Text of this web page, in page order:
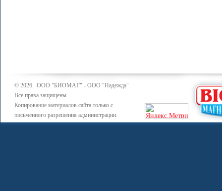
© 2026 ООО "БИОМАГ" - ООО "Надежда"
Все права защищены.
Копирование материалов сайта только с
письменного разрешения администрации.